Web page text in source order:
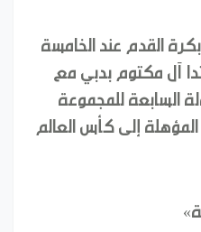
القدم عند الخامسة
آل مكتوم بدبي مع
السابعة للمجموعة
إلى كأس العالم